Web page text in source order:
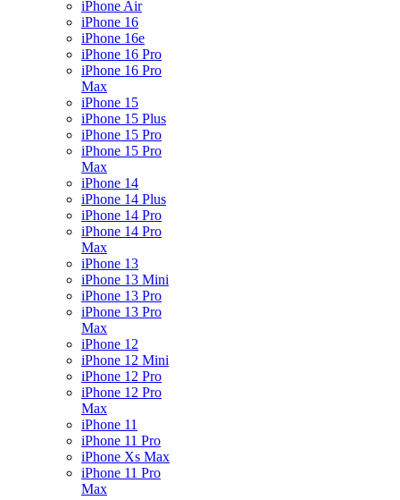
iPhone Air
iPhone 16
iPhone 16e
iPhone 16 Pro
iPhone 16 Pro
Max
iPhone 15
iPhone 15 Plus
iPhone 15 Pro
iPhone 15 Pro
Max
iPhone 14
iPhone 14 Plus
iPhone 14 Pro
iPhone 14 Pro
Max
iPhone 13
iPhone 13 Mini
iPhone 13 Pro
iPhone 13 Pro
Max
iPhone 12
iPhone 12 Mini
iPhone 12 Pro
iPhone 12 Pro
Max
iPhone 11
iPhone 11 Pro
iPhone Xs Max
iPhone 11 Pro
Max